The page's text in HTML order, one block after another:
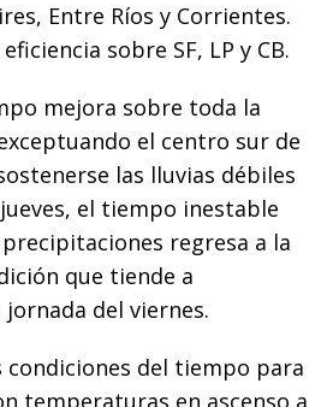
Entre Ríos y Corrientes.
sobre SF, LP y CB.
mejora sobre toda la
el centro sur de
las lluvias débiles
el tiempo inestable
regresa a la
que tiende a
del viernes.
condiciones del tiempo para
temperaturas en ascenso a